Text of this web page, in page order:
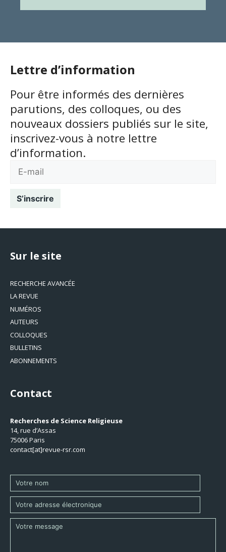
Lettre d’information
Pour être informés des dernières
parutions, des colloques, ou des
nouveaux dossiers publiés sur le site,
inscrivez-vous à notre lettre
d’information.
Sur le site
RECHERCHE AVANCÉE
LA REVUE
NUMÉROS
AUTEURS
COLLOQUES
BULLETINS
ABONNEMENTS
Contact
Recherches de Science Religieuse
14, rue d’Assas
75006 Paris
contact[at]revue-rsr.com